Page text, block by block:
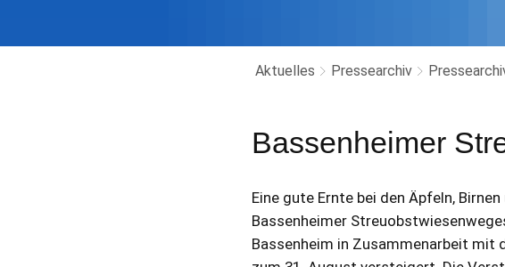
Aktuelles Pressearchiv
Bassenheimer
Eine gute Ernte bei den Äpfeln,
Bassenheimer
Bassenheim in Zusammenarbeit mit